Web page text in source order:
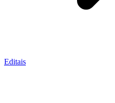
Editais